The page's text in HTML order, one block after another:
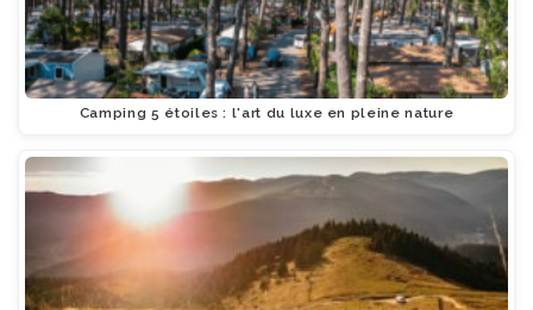
Camping 5 étoiles : l'art du luxe en pleine nature